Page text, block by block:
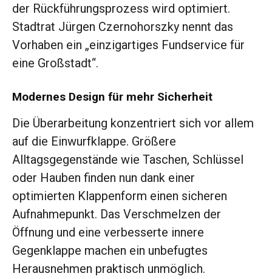
der Rückführungsprozess wird optimiert.
Stadtrat Jürgen Czernohorszky nennt das
Vorhaben ein „einzigartiges Fundservice für
eine Großstadt“.
Modernes Design für mehr Sicherheit
Die Überarbeitung konzentriert sich vor allem
auf die Einwurfklappe. Größere
Alltagsgegenstände wie Taschen, Schlüssel
oder Hauben finden nun dank einer
optimierten Klappenform einen sicheren
Aufnahmepunkt. Das Verschmelzen der
Öffnung und eine verbesserte innere
Gegenklappe machen ein unbefugtes
Herausnehmen praktisch unmöglich.